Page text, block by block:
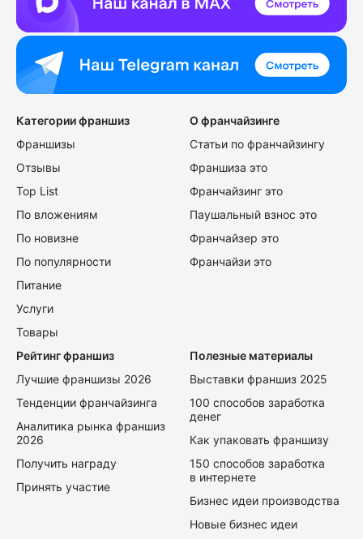
Категории франшиз
Франшизы
Отзывы
Top List
По вложениям
По новизне
По популярности
Питание
Услуги
Товары
О франчайзинге
Статьи по франчайзингу
Франшиза это
Франчайзинг это
Паушальный взнос это
Франчайзер это
Франчайзи это
Рейтинг франшиз
Лучшие франшизы 2026
Тенденции франчайзинга
Аналитика рынка франшиз
2026
Получить награду
Принять участие
Полезные материалы
Выставки франшиз 2025
100 способов заработка
денег
Как упаковать франшизу
150 способов заработка
в интернете
Бизнес идеи производства
Новые бизнес идеи